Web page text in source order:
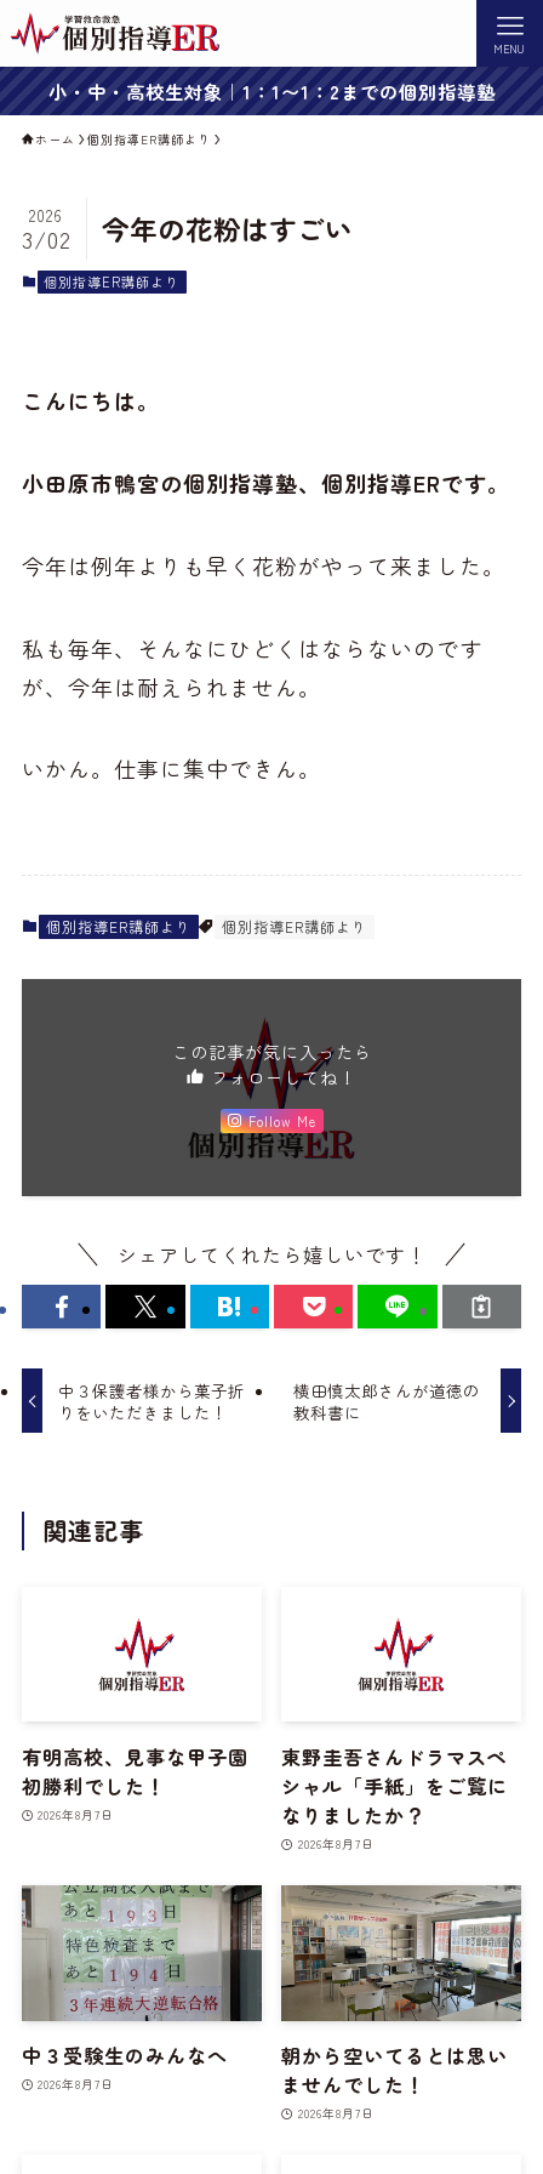
MENU
小・中・高校生対象｜1：1〜1：2までの個別指導塾
ホーム 個別指導ER講師より
今年の花粉はすごい
2026
3/02
個別指導ER講師より
こんにちは。
小田原市鴨宮の個別指導塾、個別指導ERです。
今年は例年よりも早く花粉がやって来ました。
私も毎年、そんなにひどくはならないのです
が、今年は耐えられません。
いかん。仕事に集中できん。
個別指導ER講師より 個別指導ER講師より
この記事が気に入ったら
フォローしてね！
Follow Me
シェアしてくれたら嬉しいです！
中３保護者様から菓子折
りをいただきました！
横田慎太郎さんが道徳の
教科書に
関連記事
有明高校、見事な甲子園
初勝利でした！
2026年8月7日
東野圭吾さんドラマスペ
シャル「手紙」をご覧に
なりましたか？
2026年8月7日
中３受験生のみんなへ
2026年8月7日
朝から空いてるとは思い
ませんでした！
2026年8月7日